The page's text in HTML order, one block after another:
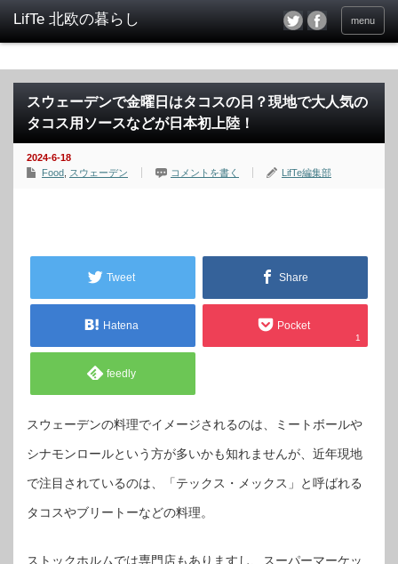
menu
スウェーデンで金曜日はタコスの日？現地で大人気の
タコス用ソースなどが日本初上陸！
2024-6-18
Food スウェーデン コメントを書く LifTe編集部
Tweet Share
Hatena Pocket
1
feedly
スウェーデンの料理でイメージされるのは、ミートボールや
シナモンロールという方が多いかも知れませんが、近年現地
で注目されているのは、「テックス・メックス」と呼ばれる
タコスやブリートーなどの料理。
ストックホルムでは専門店もありますし、スーパーマーケッ